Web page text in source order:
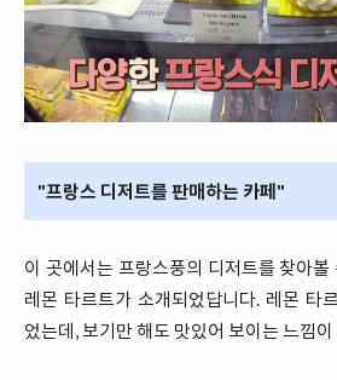
"프랑스 디저트를 판매하는 카페"
이 곳에서는 프랑스풍의 디저트를 찾아
레몬 타르트가 소개되었답니다. 레몬 타
었는데, 보기만 해도 맛있어 보이는 느낌